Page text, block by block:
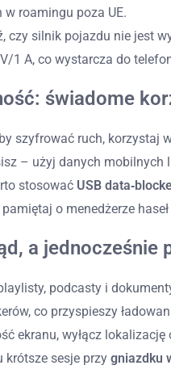
roamingu poza UE.
czy silnik pojazdu nie jest
1 A, co wystarcza do
świadome
szyfrować ruch, korzystaj
– użyj danych
stosować USB
o menedżerze
a jednocześnie
podcasty i
co przyspieszy
ekranu, wyłącz
krótsze sesje przy gniazdku